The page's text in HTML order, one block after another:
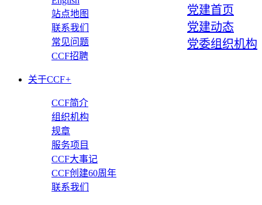
党建首页
党建动态
党委组织机构
站点地图
联系我们
常见问题
CCF招聘
关于CCF+
CCF简介
组织机构
规章
服务项目
CCF大事记
CCF创建60周年
联系我们